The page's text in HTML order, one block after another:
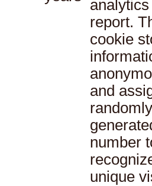
analytics
report.
cookie
and
randomly
number
unique